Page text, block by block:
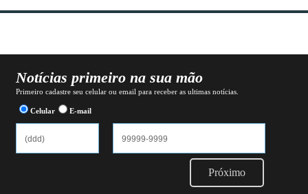
Notícias primeiro na sua mão
Primeiro cadastre seu celular ou email para receber as ultimas notícias.
Celular E-mail
Próximo